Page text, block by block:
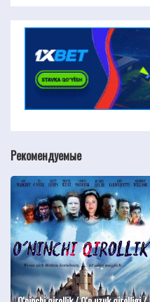
Рекомендуемые